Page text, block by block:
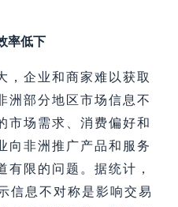
率低下
，企业和商家难以获取
洲部分地区市场信息不
市场需求、消费偏好和
向非洲推广产品和服务
有限的问题。据统计，
信息不对称是影响交易